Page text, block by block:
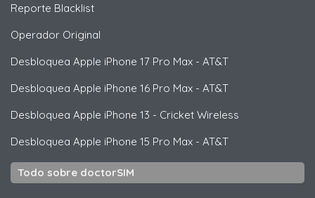
Reporte Blacklist
Operador Original
Desbloquea Apple iPhone 17 Pro Max - AT&T
Desbloquea Apple iPhone 16 Pro Max - AT&T
Desbloquea Apple iPhone 13 - Cricket Wireless
Desbloquea Apple iPhone 15 Pro Max - AT&T
Todo sobre doctorSIM